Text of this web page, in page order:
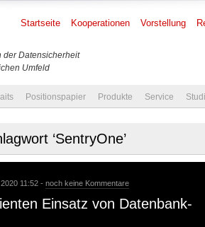
der Datensicherheit
Umfeld
Startseite Kooperationen Vorstellung
Positionspapier Produkte Service
‘SentryOne’
11:52 - noch keine Kommentare
Einsatz von Datenbank-